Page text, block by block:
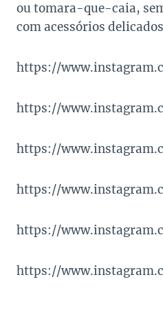
ou tomara-que-caia,
com acessórios
https://
https://
https://
https://
https://
https://